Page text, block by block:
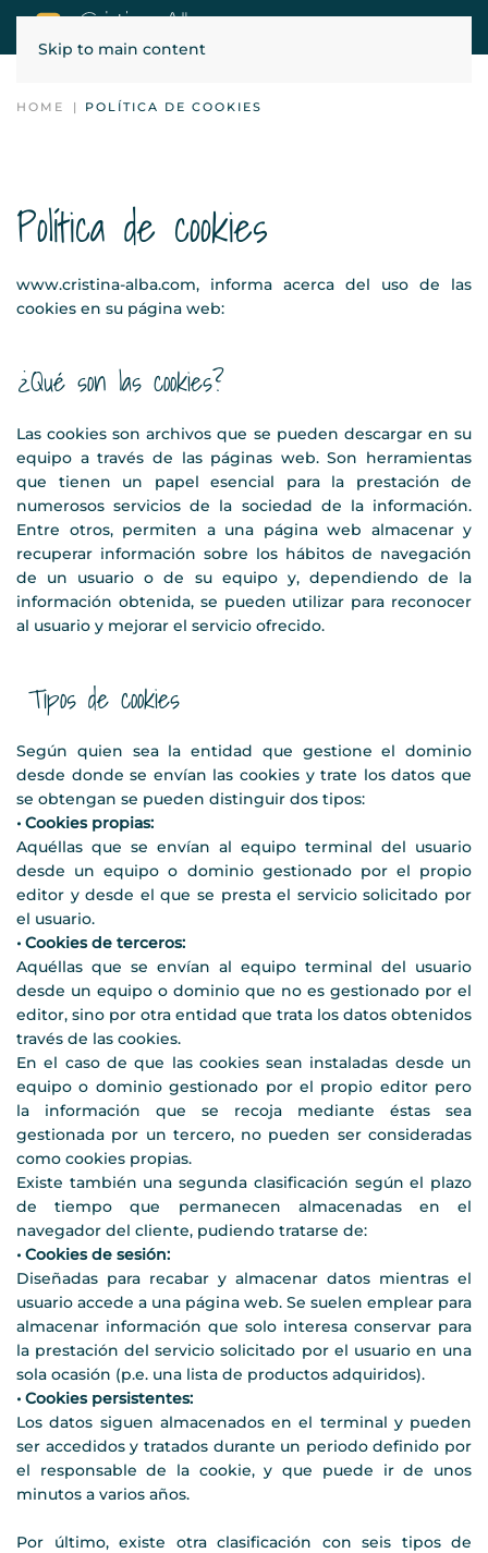
Skip to main content
HOME POLÍTICA DE COOKIES
Política de cookies
www.cristina-alba.com, informa acerca del uso de las
cookies en su página web:
¿Qué son las cookies?
Las cookies son archivos que se pueden descargar en su
equipo a través de las páginas web. Son herramientas
que tienen un papel esencial para la prestación de
numerosos servicios de la sociedad de la información.
Entre otros, permiten a una página web almacenar y
recuperar información sobre los hábitos de navegación
de un usuario o de su equipo y, dependiendo de la
información obtenida, se pueden utilizar para reconocer
al usuario y mejorar el servicio ofrecido.
Tipos de cookies
Según quien sea la entidad que gestione el dominio
desde donde se envían las cookies y trate los datos que
se obtengan se pueden distinguir dos tipos:
• Cookies propias:
Aquéllas que se envían al equipo terminal del usuario
desde un equipo o dominio gestionado por el propio
editor y desde el que se presta el servicio solicitado por
el usuario.
• Cookies de terceros:
Aquéllas que se envían al equipo terminal del usuario
desde un equipo o dominio que no es gestionado por el
editor, sino por otra entidad que trata los datos obtenidos
través de las cookies.
En el caso de que las cookies sean instaladas desde un
equipo o dominio gestionado por el propio editor pero
la información que se recoja mediante éstas sea
gestionada por un tercero, no pueden ser consideradas
como cookies propias.
Existe también una segunda clasificación según el plazo
de tiempo que permanecen almacenadas en el
navegador del cliente, pudiendo tratarse de:
• Cookies de sesión:
Diseñadas para recabar y almacenar datos mientras el
usuario accede a una página web. Se suelen emplear para
almacenar información que solo interesa conservar para
la prestación del servicio solicitado por el usuario en una
sola ocasión (p.e. una lista de productos adquiridos).
• Cookies persistentes:
Los datos siguen almacenados en el terminal y pueden
ser accedidos y tratados durante un periodo definido por
el responsable de la cookie, y que puede ir de unos
minutos a varios años.
Por último, existe otra clasificación con seis tipos de